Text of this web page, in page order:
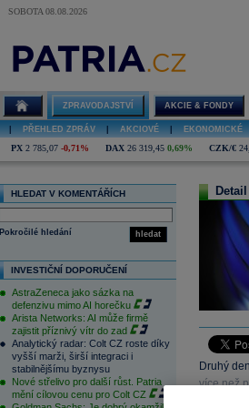
SOBOTA 08.08.2026
ZPRAVODAJSTVÍ AKCIE & FONDY
PŘEHLED ZPRÁV AKCIOVÉ EKONOMICKÉ
PX 2 785,07 -0,71% DAX 26 319,45 0,69% CZK/€
HLEDAT V KOMENTÁŘÍCH
hledat
Pokročilé hledání
INVESTIČNÍ DOPORUČENÍ
AstraZeneca jako sázka na
defenzivu mimo AI horečku
Arista Networks: AI může firmě
zajistit příznivý vítr do zad
Analytický radar: Colt CZ roste díky
vyšší marži, širší integraci i
stabilnějšímu byznysu
Nové střelivo pro další růst. Patria
mění cílovou cenu pro Colt CZ
Druhý
více než